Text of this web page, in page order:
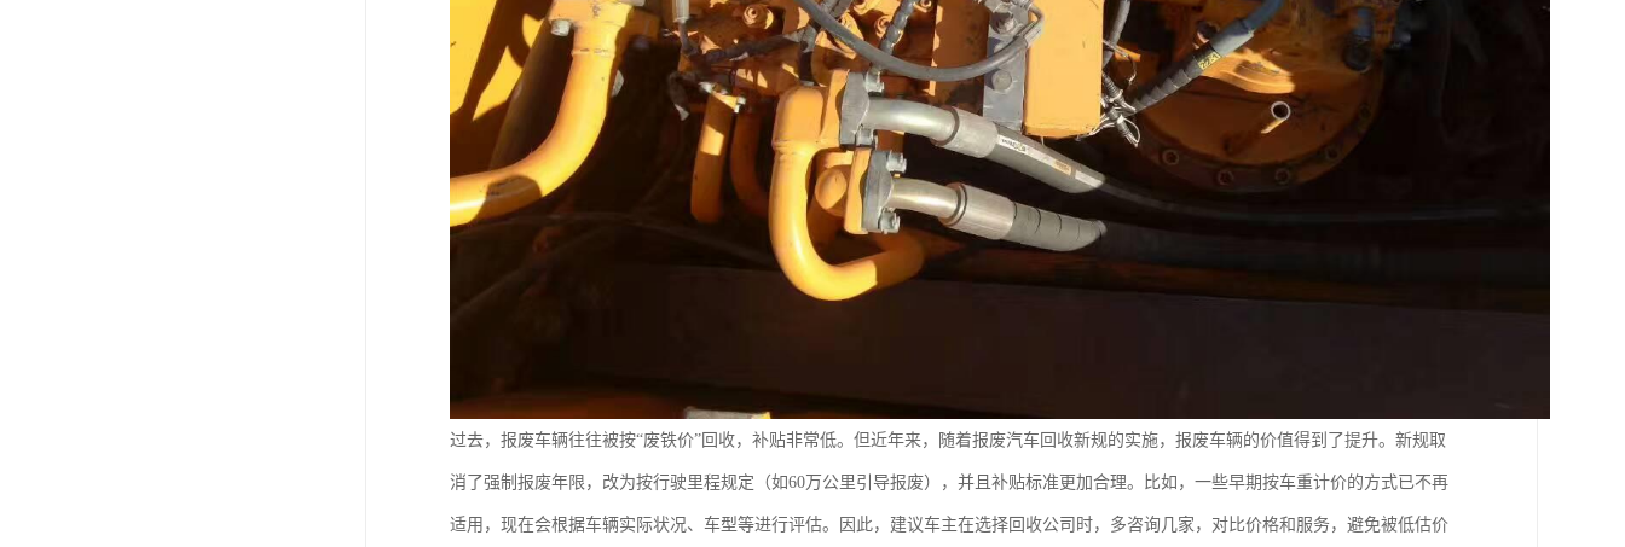
过去，报废车辆往往被按“废铁价”回收，补贴非常低。但近年来，随着报废汽车回收新规的实施，报废车辆的价值得到了提升。新规取
消了强制报废年限，改为按行驶里程规定（如60万公里引导报废），并且补贴标准更加合理。比如，一些早期按车重计价的方式已不再
适用，现在会根据车辆实际状况、车型等进行评估。因此，建议车主在选择回收公司时，多咨询几家，对比价格和服务，避免被低估价